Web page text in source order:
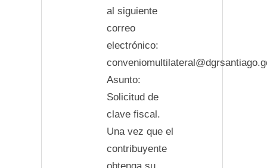
al siguiente
correo
electrónico:
Asunto:
Solicitud de
clave fiscal.
Una vez que el
contribuyente